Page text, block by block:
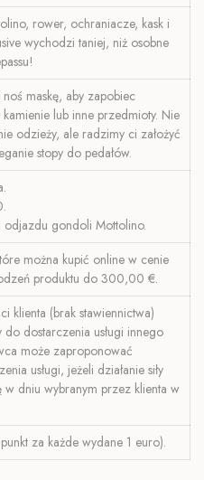
rower, ochraniacze, kask i
wychodzi taniej, niż osobne
noś maskę, aby zapobiec
lub inne przedmioty. Nie
odzieży, ale radzimy ci założyć
stopy do pedałów.
gondoli Mottolino.
można kupić online w cenie
produktu do 300,00 €.
klienta (brak stawiennictwa)
dostarczenia usługi innego
może zaproponować
usługi, jeżeli działanie siły
dniu wybranym przez klienta w
za każde wydane 1 euro).